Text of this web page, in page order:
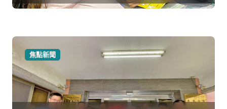
焦點新聞